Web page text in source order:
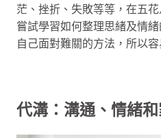
茫、挫折、失敗等等，在五
嘗試學習如何整理思緒及情
自己面對難關的方法，所以
代溝：溝通、情緒